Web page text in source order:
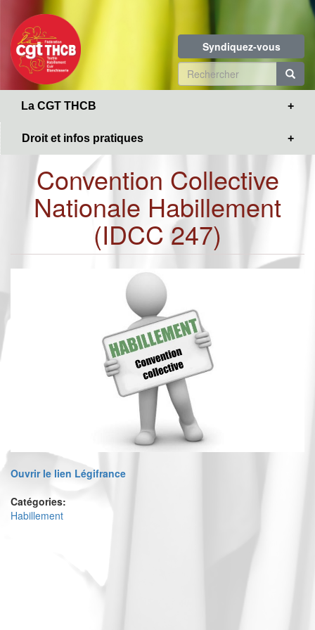
contenu
principal
Syndiquez-vous
Formulaire
de
La CGT THCB
Droit et infos pratiques
Convention Collective
Nationale Habillement
(IDCC 247)
Ouvrir le lien Légifrance
Catégories:
Habillement